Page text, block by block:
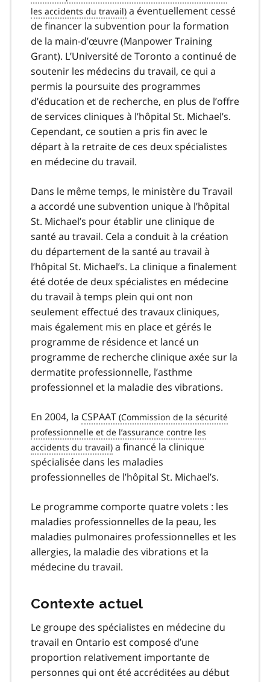
a éventuellement cessé
de financer la subvention pour la formation
de la main-d’œuvre (Manpower Training
Grant). L’Université de Toronto a continué de
soutenir les médecins du travail, ce qui a
permis la poursuite des programmes
d’éducation et de recherche, en plus de l’offre
de services cliniques à l’hôpital St. Michael’s.
Cependant, ce soutien a pris fin avec le
départ à la retraite de ces deux spécialistes
en médecine du travail.
Dans le même temps, le ministère du Travail
a accordé une subvention unique à l’hôpital
St. Michael’s pour établir une clinique de
santé au travail. Cela a conduit à la création
du département de la santé au travail à
l’hôpital St. Michael’s. La clinique a finalement
été dotée de deux spécialistes en médecine
du travail à temps plein qui ont non
seulement effectué des travaux cliniques,
mais également mis en place et gérés le
programme de résidence et lancé un
programme de recherche clinique axée sur la
dermatite professionnelle, l’asthme
professionnel et la maladie des vibrations.
En 2004, la CSPAAT
a financé la clinique
spécialisée dans les maladies
professionnelles de l’hôpital St. Michael’s.
Le programme comporte quatre volets : les
maladies professionnelles de la peau, les
maladies pulmonaires professionnelles et les
allergies, la maladie des vibrations et la
médecine du travail.
Contexte actuel
Le groupe des spécialistes en médecine du
travail en Ontario est composé d’une
proportion relativement importante de
personnes qui ont été accréditées au début